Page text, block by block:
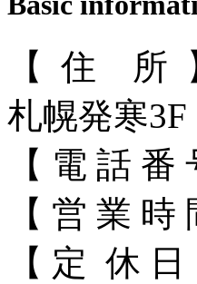
【 住 所
札幌発寒3F
【 電 話 番
【 営 業 時
【 定 休